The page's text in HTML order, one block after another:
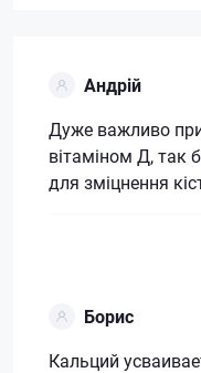
Андрій
Дуже важливо
вітаміном Д, так
для зміцнення
Борис
Кальций